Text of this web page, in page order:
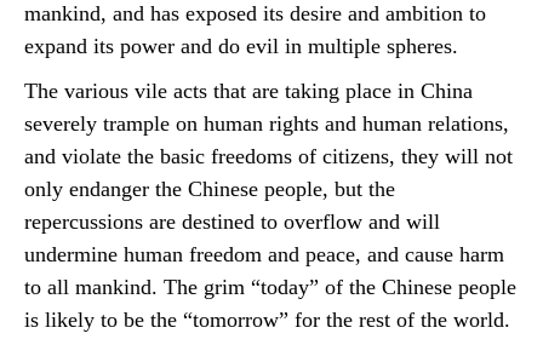
mankind, and has exposed its desire and ambition to
expand its power and do evil in multiple spheres.
The various vile acts that are taking place in China
severely trample on human rights and human relations,
and violate the basic freedoms of citizens, they will not
only endanger the Chinese people, but the
repercussions are destined to overflow and will
undermine human freedom and peace, and cause harm
to all mankind. The grim “today” of the Chinese people
is likely to be the “tomorrow” for the rest of the world.